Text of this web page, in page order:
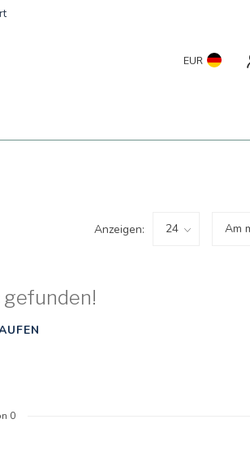
EUR
Anzeigen:
0